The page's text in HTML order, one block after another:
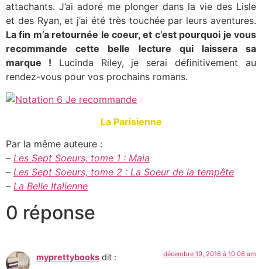
attachants. J’ai adoré me plonger dans la vie des Lisle
et des Ryan, et j’ai été très touchée par leurs aventures.
La fin m’a retournée le coeur, et c’est pourquoi je vous
recommande cette belle lecture qui laissera sa
marque ! Lucinda Riley, je serai définitivement au
rendez-vous pour vos prochains romans.
La Parisienne
Par la même auteure :
– Les Sept Soeurs, tome 1 : Maia
– Les Sept Soeurs, tome 2 : La Soeur de la tempête
– La Belle Italienne
0 réponse
myprettybooks dit : décembre 19, 2016 à 10:06 am